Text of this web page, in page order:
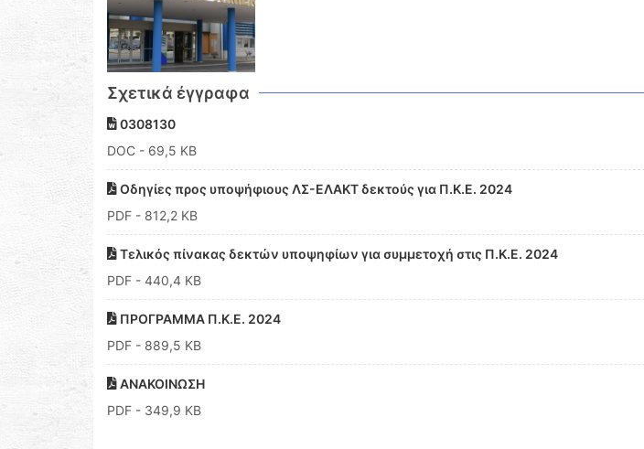
Σχετικά έγγραφα
0308130
DOC - 69,5 KB
Οδηγίες προς υποψήφιους ΛΣ-ΕΛΑΚΤ δεκτούς για Π.Κ.Ε. 2024
PDF - 812,2 KB
Τελικός πίνακας δεκτών υποψηφίων για συμμετοχή στις Π.Κ.Ε. 2024
PDF - 440,4 KB
ΠΡΟΓΡΑΜΜΑ Π.Κ.Ε. 2024
PDF - 889,5 KB
ΑΝΑΚΟΙΝΩΣΗ
PDF - 349,9 KB